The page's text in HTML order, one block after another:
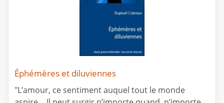
Éphémères et diluviennes
"L’amour, ce sentiment auquel tout le monde